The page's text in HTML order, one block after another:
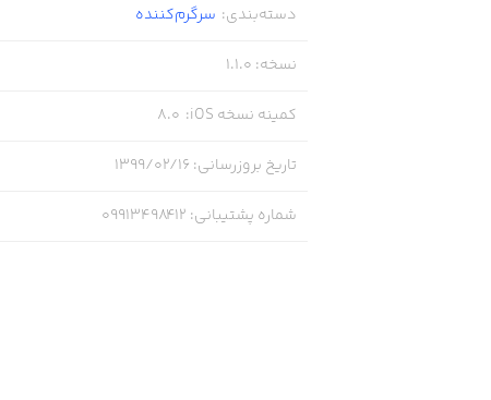
دسته‌بندی: سرگرم‌کننده
نسخه:
1.1.0
کمینه نسخه iOS :
8.0
تاریخ بروزرسانی: ۱۳۹۹/۰۲/۱۶
شماره پشتیبانی:
09913498412